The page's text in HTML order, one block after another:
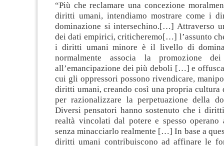
“Più che reclamare una concezione
diritti umani, intendiamo mostrare come i
dominazione si intersechino.[…] Attraverso
dei dati empirici, criticheremo[…] l’assunto
i diritti umani minore è il livello di
normalmente associa la promozione
all’emancipazione dei più deboli […] e
cui gli oppressori possono rivendicare,
diritti umani, creando così una propria
per razionalizzare la perpetuazione della
Diversi pensatori hanno sostenuto che i
realtà vincolati dal potere e spesso operano
senza minacciarlo realmente […] In base a
diritti umani contribuiscono ad affinare le